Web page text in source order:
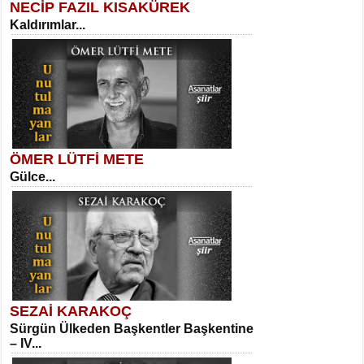
SELAHATTİN YILDIZ
İnsanın Zindanı...
MEHMET TAŞTAN
Vagon’da Bir Şairle...
SITKI CANEY
Oruçla Devrim ve Özgürlüğe…...
Necati Sarıca
Ben Kader Vurgunuyum Maria...
Sibel Orhan
İki Kırık Boşluk...
Meral Yağmur
NECİP FAZIL KISAKÜREK
Kaldırımlar...
ÖMER LÜTFİ METE
Gülce...
SEZAİ KARAKOÇ
Sürgün Ülkeden Başkentler Başkentine
– IV...